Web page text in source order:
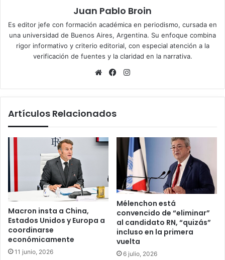
Juan Pablo Broin
Es editor jefe con formación académica en periodismo, cursada en
una universidad de Buenos Aires, Argentina. Su enfoque combina
rigor informativo y criterio editorial, con especial atención a la
verificación de fuentes y la claridad en la narrativa.
Sitio
Facebook
Artículos Relacionados
Macron insta a China,
Estados Unidos y Europa a
coordinarse
económicamente
11 junio, 2026
Mélenchon está
convencido de “eliminar”
al candidato RN, “quizás”
incluso en la primera
vuelta
6 julio, 2026